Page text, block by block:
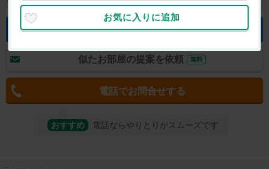
空室状況をお問合せする 無料
似たお部屋の提案を依頼 無料
電話でお問合せする
おすすめ 電話ならやりとりがスムーズです
お気に入りに追加